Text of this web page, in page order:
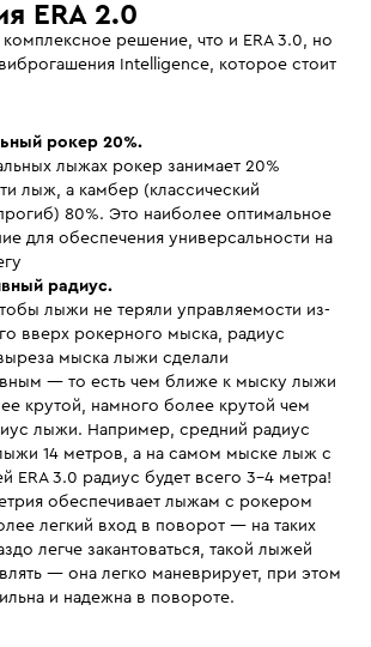
ERA 2.0
решение, что и ERA 3.0, но
Intelligence, которое стоит
рокер 20%.
лыжах рокер занимает 20%
лыж, а камбер (классический
80%. Это наиболее оптимальное
для обеспечения универсальности на
радиус.
лыжи не теряли управляемости из-
вверх рокерного мыска, радиус
мыска лыжи сделали
— то есть чем ближе к мыску лыжи
крутой, намного более крутой чем
лыжи. Например, средний радиус
14 метров, а на самом мыске лыж с
ERA 3.0 радиус будет всего 3-4 метра!
обеспечивает лыжам с рокером
легкий вход в поворот — на таких
легче закантоваться, такой лыжей
— она легко маневрирует, при этом
и надежна в повороте.